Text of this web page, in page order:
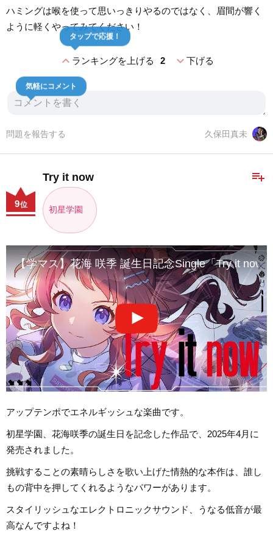
ハミングは喉を使って思いっきりやるのではなく、眉間が響く
ように軽くやってみてください！
expand_lessランキングを上げる 2
タップで応援！
expand_more下げる
気軽にコメント
久保田真未
問題を報告する
playlist_add
Try it now
初星学園
9位
【学マス】花海 咲季 誕生日記念Single「Try it now
アップテンポでエネルギッシュな楽曲です。
初星学園、花海咲季の誕生日を記念した作品で、2025年4月に
発売されました。
挑戦することの素晴らしさを歌い上げた情熱的な本作は、誰し
もの背中を押してくれるようなパワーがあります。
スタイリッシュなエレクトロニックサウンド、うなる低音が最
高なんですよね！